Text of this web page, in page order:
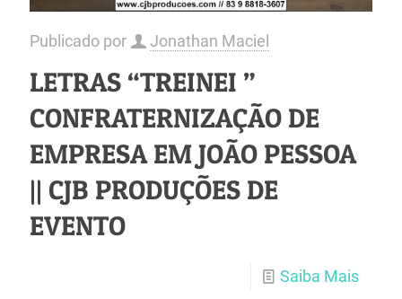
Publicado por Jonathan Maciel
LETRAS “TREINEI ”
CONFRATERNIZAÇÃO DE
EMPRESA EM JOÃO PESSOA
|| CJB PRODUÇÕES DE
EVENTO
Saiba Mais